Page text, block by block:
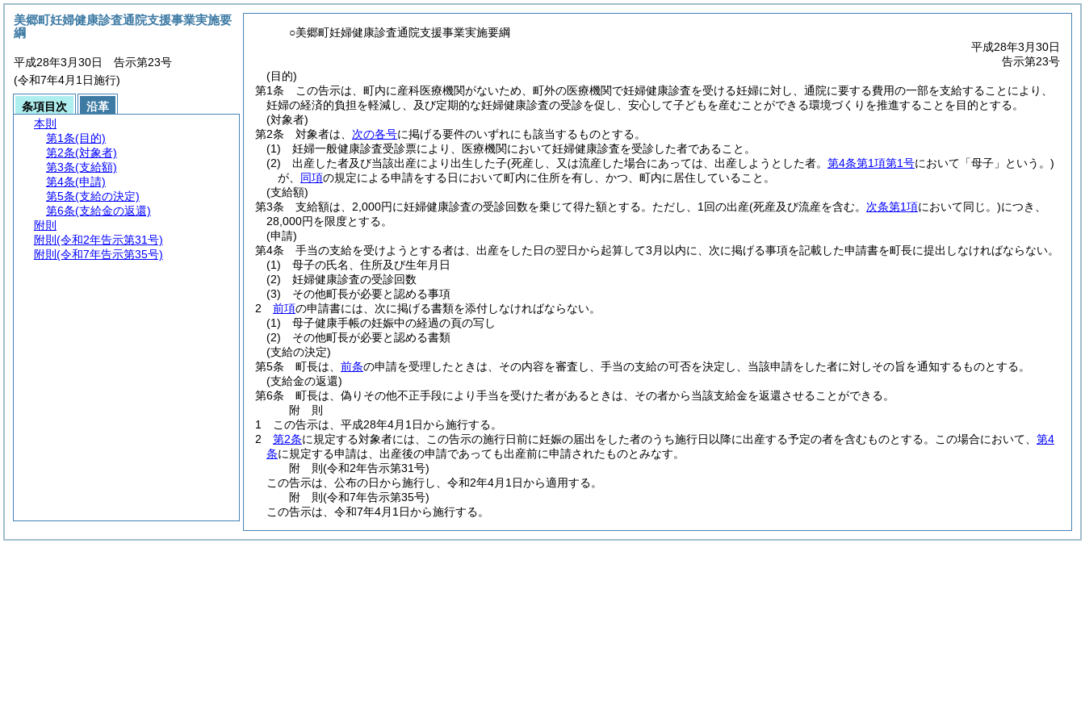
○美郷町妊婦健康診査通院支援事業実施要綱
平成28年3月30日
告示第23号
(目的)
第1条
この告示は、町内に産科医療機関がないため、町外の医療機関で妊婦健康診査を受ける妊婦に対し、通院に要する費用の一部を支給することにより、
妊婦の経済的負担を軽減し、及び定期的な妊婦健康診査の受診を促し、安心して子どもを産むことができる環境づくりを推進することを目的とする。
(対象者)
第2条
対象者は、 次の各号に掲げる要件のいずれにも該当するものとする。
(1)
妊婦一般健康診査受診票により、医療機関において妊婦健康診査を受診した者であること。
(2)
出産した者及び当該出産により出生した子(死産し、又は流産した場合にあっては、出産しようとした者。 第4条第1項第1号において「母子」という。)
が、 同項の規定による申請をする日において町内に住所を有し、かつ、町内に居住していること。
(支給額)
第3条
支給額は、2,000円に妊婦健康診査の受診回数を乗じて得た額とする。 ただし、1回の出産(死産及び流産を含む。 次条第1項において同じ。)につき、
28,000円を限度とする。
(申請)
第4条
手当の支給を受けようとする者は、出産をした日の翌日から起算して3月以内に、次に掲げる事項を記載した申請書を町長に提出しなければならない。
(1)
母子の氏名、住所及び生年月日
(2)
妊婦健康診査の受診回数
(3)
その他町長が必要と認める事項
2
前項の申請書には、次に掲げる書類を添付しなければならない。
(1)
母子健康手帳の妊娠中の経過の頁の写し
(2)
その他町長が必要と認める書類
(支給の決定)
第5条
町長は、 前条の申請を受理したときは、その内容を審査し、手当の支給の可否を決定し、当該申請をした者に対しその旨を通知するものとする。
(支給金の返還)
第6条
町長は、偽りその他不正手段により手当を受けた者があるときは、その者から当該支給金を返還させることができる。
附 則
1
この告示は、平成28年4月1日から施行する。
2
第2条に規定する対象者には、この告示の施行日前に妊娠の届出をした者のうち施行日以降に出産する予定の者を含むものとする。 この場合において、 第4
条に規定する申請は、出産後の申請であっても出産前に申請されたものとみなす。
附 則(令和2年告示第31号)
この告示は、公布の日から施行し、令和2年4月1日から適用する。
附 則(令和7年告示第35号)
この告示は、令和7年4月1日から施行する。
美郷町妊婦健康診査通院支援事業実施要
綱
平成28年3月30日 告示第23号
(令和7年4月1日施行)
条項目次
沿革
本則
第1条(目的)
第2条(対象者)
第3条(支給額)
第4条(申請)
第5条(支給の決定)
第6条(支給金の返還)
附則
附則 (令和2年告示第31号)
附則 (令和7年告示第35号)